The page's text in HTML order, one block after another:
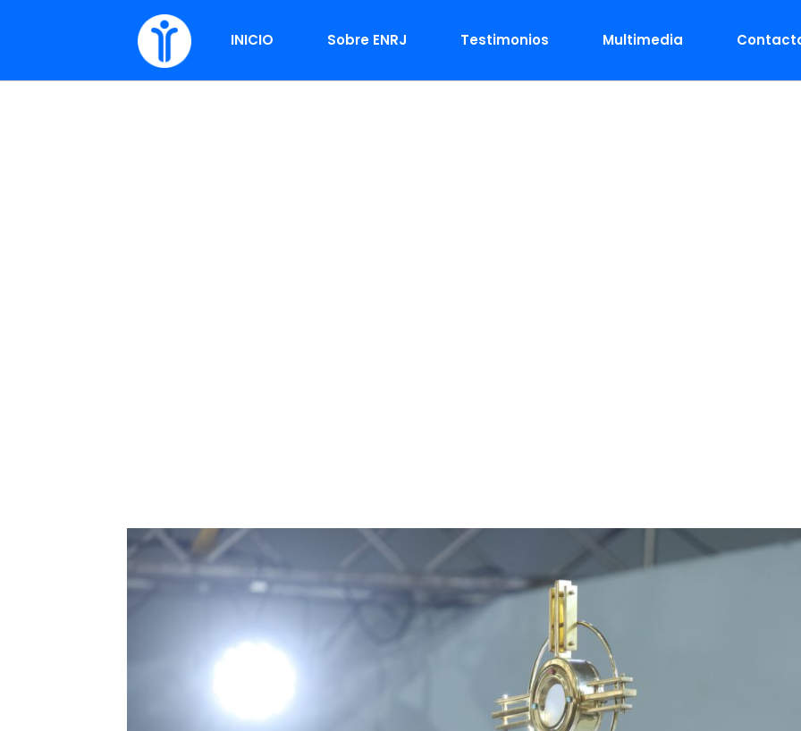
INICIO Sobre ENRJ Testimonios Multimedia